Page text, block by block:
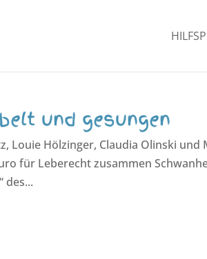
und gesungen
Louie Hölzinger, Claudia Olinski und
für Leberecht zusammen
des...